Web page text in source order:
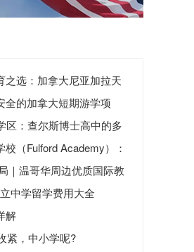
之选：加拿大尼亚加拉天
全的加拿大短期游学项
区：查尔斯博士高中的多
（Fulford Academy）：
培育全球视野领袖
｜温哥华周边优质国际教
中学留学费用大全
解
紧，中小学呢?